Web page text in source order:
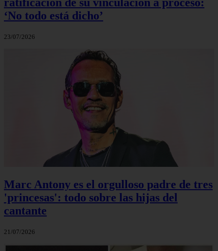
‘No todo está dicho’
23/07/2026
Marc Antony es el orgulloso padre de tres
'princesas': todo sobre las hijas del
cantante
21/07/2026